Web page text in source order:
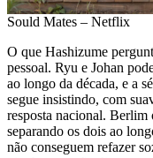
Sould Mates – Netflix
O que Hashizume
pessoal. Ryu e Johan
ao longo da década, e a
segue insistindo, com
resposta nacional. Berlim
separando os dois ao
não conseguem refazer